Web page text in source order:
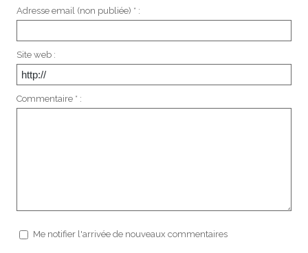
Adresse email (non publiée) * :
Site web :
Commentaire * :
Me notifier l'arrivée de nouveaux commentaires